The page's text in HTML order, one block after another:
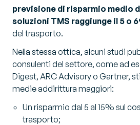
previsione di risparmio medio
soluzioni TMS raggiunge il 5 o
del trasporto.
Nella stessa ottica, alcuni studi
consulenti del settore, come ad
Digest, ARC Advisory o Gartner,
medie addirittura maggiori:
Un risparmio dal 5 al 15% sul
trasporto;